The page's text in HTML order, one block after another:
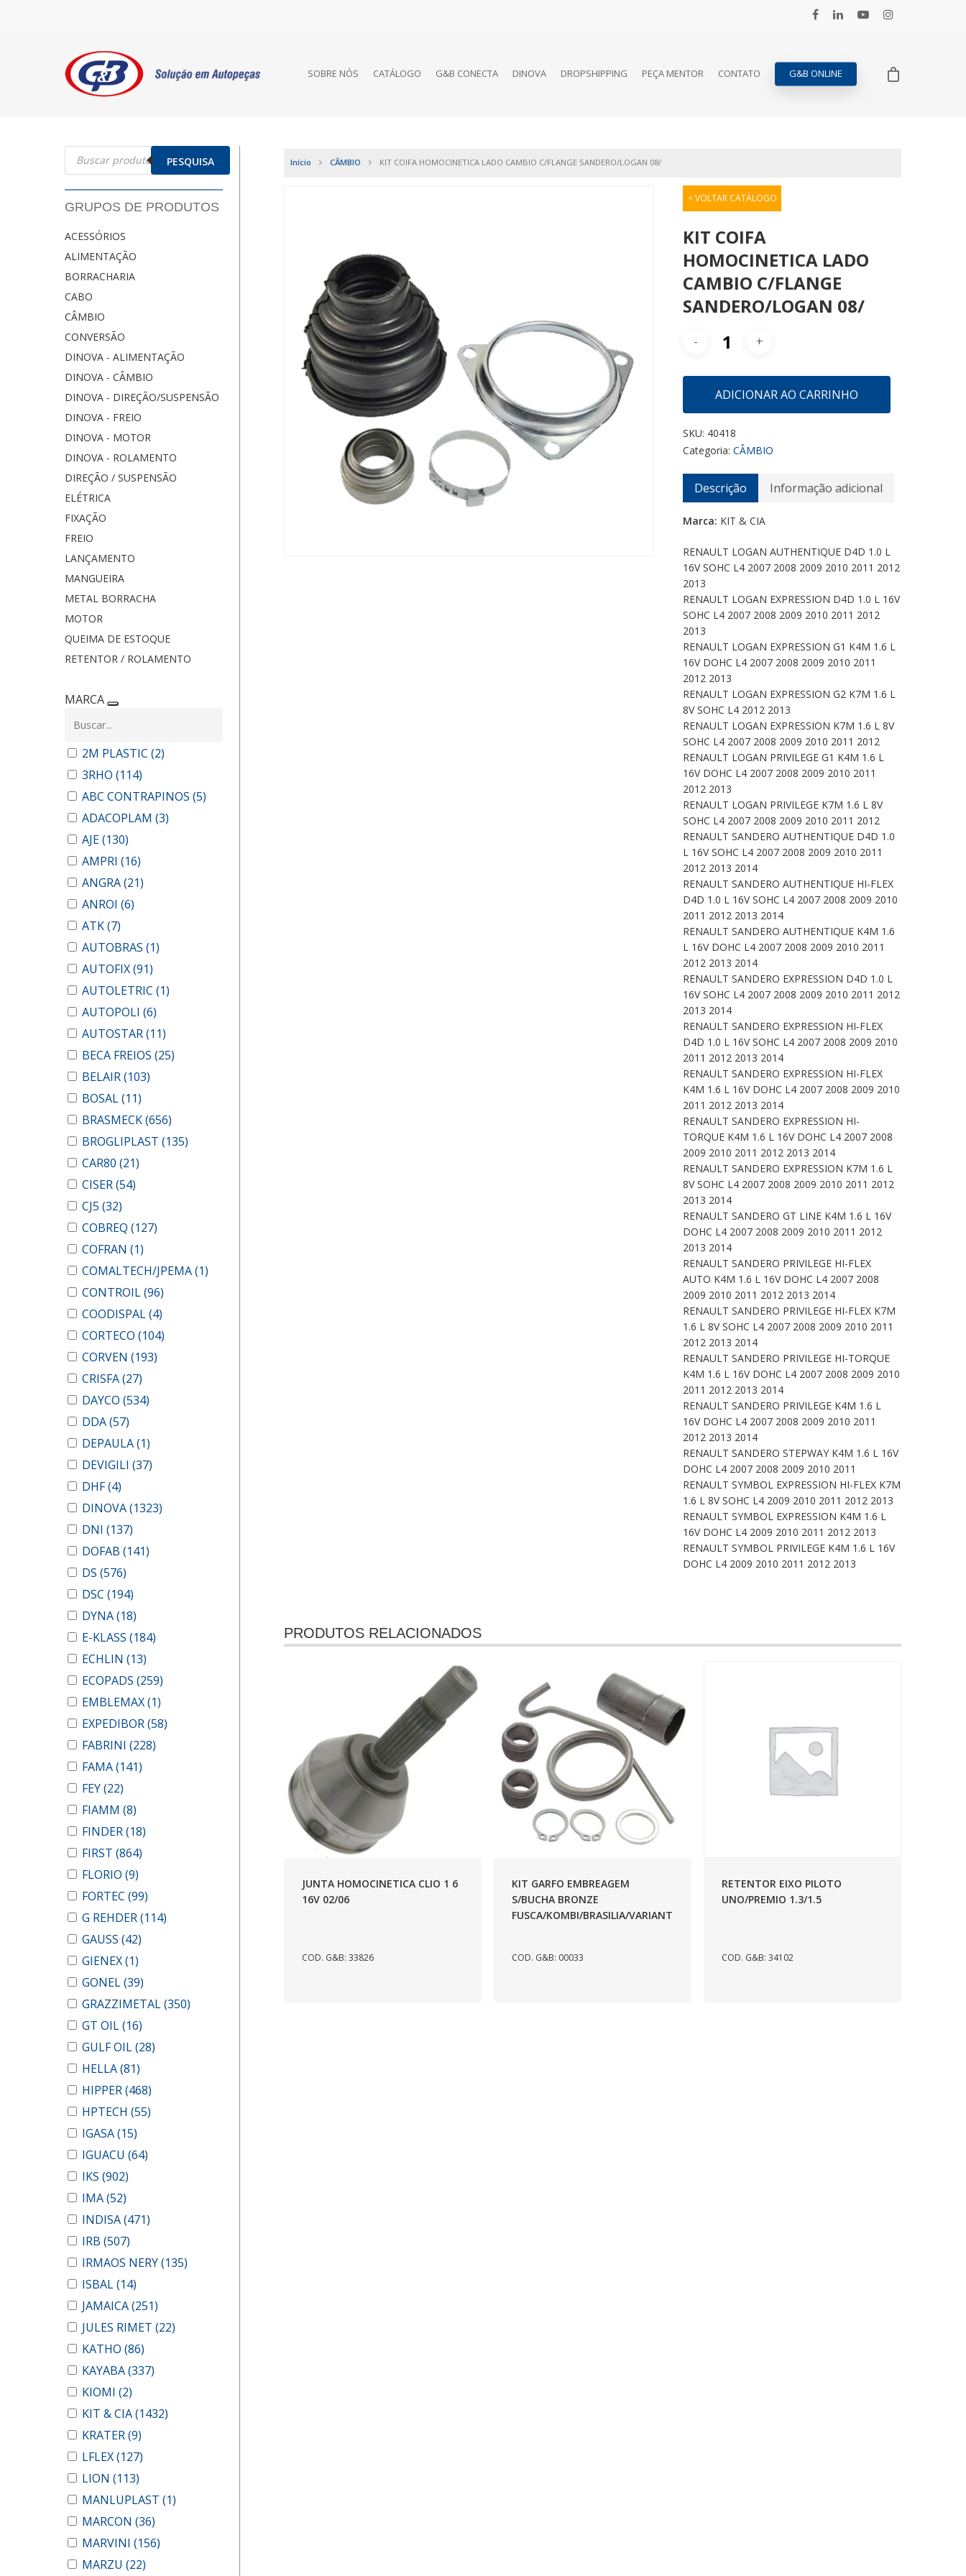
SOBRE NÓS CATÁLOGO G&B CONECTA DINOVA DROPSHIPPING PEÇA MENTOR CONTATO G&B ONLINE
Pesquisar
produtos PESQUISA
GRUPOS DE PRODUTOS
ACESSÓRIOS
ALIMENTAÇÃO
BORRACHARIA
CABO
CÂMBIO
CONVERSÃO
DINOVA - ALIMENTAÇÃO
DINOVA - CÂMBIO
DINOVA - DIREÇÃO/SUSPENSÃO
DINOVA - FREIO
DINOVA - MOTOR
DINOVA - ROLAMENTO
DIREÇÃO / SUSPENSÃO
ELÉTRICA
FIXAÇÃO
FREIO
LANÇAMENTO
MANGUEIRA
METAL BORRACHA
MOTOR
QUEIMA DE ESTOQUE
RETENTOR / ROLAMENTO
MARCA
2M PLASTIC (2)
3RHO (114)
ABC CONTRAPINOS (5)
ADACOPLAM (3)
AJE(130)
AMPRI (16)
ANGRA(21)
ANROI (6)
ATK(7)
AUTOBRAS (1)
AUTOFIX(91)
AUTOLETRIC (1)
AUTOPOLI (6)
AUTOSTAR(11)
BECA FREIOS (25)
BELAIR(103)
BOSAL(11)
BRASMECK(656)
BROGLIPLAST (135)
CAR80 (21)
CISER(54)
CJ5 (32)
COBREQ (127)
COFRAN (1)
COMALTECH/JPEMA(1)
CONTROIL(96)
COODISPAL(4)
CORTECO (104)
CORVEN (193)
CRISFA(27)
DAYCO (534)
DDA(57)
DEPAULA(1)
DEVIGILI (37)
DHF(4)
DINOVA(1323)
DNI (137)
DOFAB (141)
DS (576)
DSC (194)
DYNA(18)
E-KLASS (184)
ECHLIN (13)
ECOPADS (259)
EMBLEMAX(1)
EXPEDIBOR(58)
FABRINI (228)
FAMA(141)
FEY(22)
FIAMM (8)
FINDER(18)
FIRST (864)
FLORIO (9)
FORTEC (99)
G REHDER(114)
GAUSS (42)
GIENEX(1)
GONEL(39)
GRAZZIMETAL(350)
GT OIL(16)
GULF OIL(28)
HELLA(81)
HIPPER(468)
HPTECH (55)
IGASA(15)
IGUACU (64)
IKS (902)
IMA(52)
INDISA(471)
IRB (507)
IRMAOS NERY(135)
ISBAL(14)
JAMAICA(251)
JULES RIMET (22)
KATHO (86)
KAYABA(337)
KIOMI (2)
KIT & CIA(1432)
KRATER(9)
LFLEX(127)
LION (113)
MANLUPLAST (1)
MARCON (36)
MARVINI (156)
MARZU (22)
Início CÂMBIO KIT COIFA HOMOCINETICA LADO CAMBIO C/FLANGE SANDERO/LOGAN 08/
< VOLTAR CATÁLOGO
KIT COIFA
HOMOCINETICA LADO
CAMBIO C/FLANGE
SANDERO/LOGAN 08/
ADICIONAR AO CARRINHO
SKU: 40418
Categoria:CÂMBIO
Descrição Informação adicional
Marca: KIT & CIA
RENAULT LOGAN AUTHENTIQUE D4D 1.0 L
16V SOHC L4 2007 2008 2009 2010 2011 2012
2013
RENAULT LOGAN EXPRESSION D4D 1.0 L 16V
SOHC L4 2007 2008 2009 2010 2011 2012
2013
RENAULT LOGAN EXPRESSION G1 K4M 1.6 L
16V DOHC L4 2007 2008 2009 2010 2011
2012 2013
RENAULT LOGAN EXPRESSION G2 K7M 1.6 L
8V SOHC L4 2012 2013
RENAULT LOGAN EXPRESSION K7M 1.6 L 8V
SOHC L4 2007 2008 2009 2010 2011 2012
RENAULT LOGAN PRIVILEGE G1 K4M 1.6 L
16V DOHC L4 2007 2008 2009 2010 2011
2012 2013
RENAULT LOGAN PRIVILEGE K7M 1.6 L 8V
SOHC L4 2007 2008 2009 2010 2011 2012
RENAULT SANDERO AUTHENTIQUE D4D 1.0
L 16V SOHC L4 2007 2008 2009 2010 2011
2012 2013 2014
RENAULT SANDERO AUTHENTIQUE HI-FLEX
D4D 1.0 L 16V SOHC L4 2007 2008 2009 2010
2011 2012 2013 2014
RENAULT SANDERO AUTHENTIQUE K4M 1.6
L 16V DOHC L4 2007 2008 2009 2010 2011
2012 2013 2014
RENAULT SANDERO EXPRESSION D4D 1.0 L
16V SOHC L4 2007 2008 2009 2010 2011 2012
2013 2014
RENAULT SANDERO EXPRESSION HI-FLEX
D4D 1.0 L 16V SOHC L4 2007 2008 2009 2010
2011 2012 2013 2014
RENAULT SANDERO EXPRESSION HI-FLEX
K4M 1.6 L 16V DOHC L4 2007 2008 2009 2010
2011 2012 2013 2014
RENAULT SANDERO EXPRESSION HI-
TORQUE K4M 1.6 L 16V DOHC L4 2007 2008
2009 2010 2011 2012 2013 2014
RENAULT SANDERO EXPRESSION K7M 1.6 L
8V SOHC L4 2007 2008 2009 2010 2011 2012
2013 2014
RENAULT SANDERO GT LINE K4M 1.6 L 16V
DOHC L4 2007 2008 2009 2010 2011 2012
2013 2014
RENAULT SANDERO PRIVILEGE HI-FLEX
AUTO K4M 1.6 L 16V DOHC L4 2007 2008
2009 2010 2011 2012 2013 2014
RENAULT SANDERO PRIVILEGE HI-FLEX K7M
1.6 L 8V SOHC L4 2007 2008 2009 2010 2011
2012 2013 2014
RENAULT SANDERO PRIVILEGE HI-TORQUE
K4M 1.6 L 16V DOHC L4 2007 2008 2009 2010
2011 2012 2013 2014
RENAULT SANDERO PRIVILEGE K4M 1.6 L
16V DOHC L4 2007 2008 2009 2010 2011
2012 2013 2014
RENAULT SANDERO STEPWAY K4M 1.6 L 16V
DOHC L4 2007 2008 2009 2010 2011
RENAULT SYMBOL EXPRESSION HI-FLEX K7M
1.6 L 8V SOHC L4 2009 2010 2011 2012 2013
RENAULT SYMBOL EXPRESSION K4M 1.6 L
16V DOHC L4 2009 2010 2011 2012 2013
RENAULT SYMBOL PRIVILEGE K4M 1.6 L 16V
DOHC L4 2009 2010 2011 2012 2013
PRODUTOS RELACIONADOS
JUNTA HOMOCINETICA CLIO 1 6
16V 02/06
COD. G&B: 33826
KIT GARFO EMBREAGEM
S/BUCHA BRONZE
FUSCA/KOMBI/BRASILIA/VARIANT
COD. G&B: 00033
RETENTOR EIXO PILOTO
UNO/PREMIO 1.3/1.5
COD. G&B: 34102